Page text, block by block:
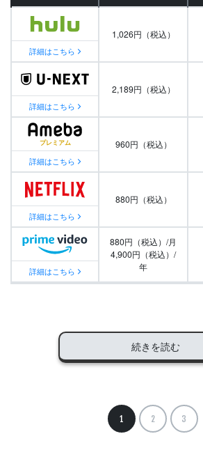
詳細はこちら
1,026円（税込）
詳細はこちら
2,189円（税込）
詳細はこちら
960円（税込）
詳細はこちら
880円（税込）
詳細はこちら
880円（税込）/月
4,900円（税込）/
年
続きを読む
1 2 3